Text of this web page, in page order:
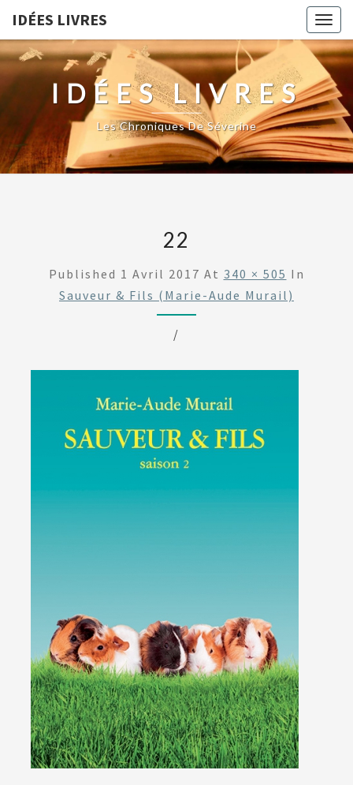
IDÉES LIVRES
IDÉES LIVRES
Les Chroniques De Séverine
22
Published 1 Avril 2017 At 340 × 505 In
Sauveur & Fils (Marie-Aude Murail)
/